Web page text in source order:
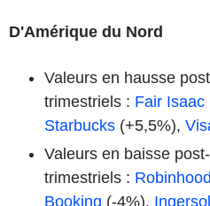
D'Amérique du Nord
Valeurs en hausse
trimestriels : Fair Isaac
Starbucks (+5,5%),
Valeurs en baisse
trimestriels : Robinhood
Booking (-4%),